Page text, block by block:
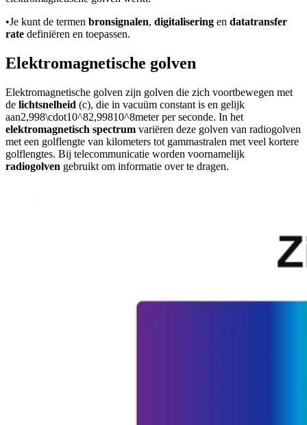
•Je kunt de termen bronsignalen, digitalisering en datatransfer
rate definiëren en toepassen.
Elektromagnetische golven
Elektromagnetische golven zijn golven die zich voortbewegen met
de lichtsnelheid (c), die in vacuüm constant is en gelijk
aan2,998\cdot10^82,99810^8meter per seconde. In het
elektromagnetisch spectrum variëren deze golven van radiogolven
met een golflengte van kilometers tot gammastralen met veel kortere
golflengtes. Bij telecommunicatie worden voornamelijk
radiogolven gebruikt om informatie over te dragen.